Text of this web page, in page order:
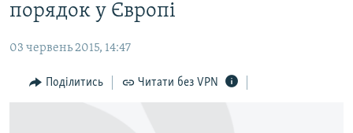
матеріалу
Перейти
до
навігації
Перейти
ВІДЕО ТА ФОТО
ПОЛІТИКА
БЛОГИ
порядок у Європі
03 червень 2015, 14:47
Поділитись Читати без VPN